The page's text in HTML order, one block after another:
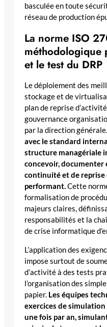
basculée en toute
réseau de production
La norme ISO
méthodologique
et le test du DRP
Le déploiement des
stockage et de
plan de reprise
gouvernance
par la direction générale.
avec le standard
structure managériale
concevoir, documenter
continuité et de reprise
performant.Cette
formalisation de
majeurs claires,
responsabilités et la
de crise informatique
L’application des
impose surtout de
d’activité à des tests
l’organisation des
papier. Les équipes
exercices de
une fois par an,